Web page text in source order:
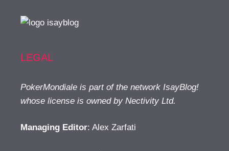
LEGAL
PokerMondiale is part of the network IsayBlog!
whose license is owned by Nectivity Ltd.
Managing Editor: Alex Zarfati